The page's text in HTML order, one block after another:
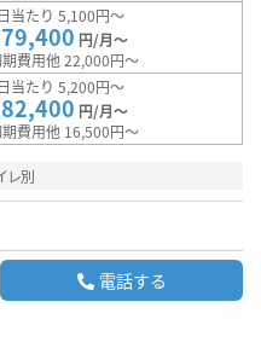
当たり 5,100円～
円/月～
費用他 22,000円～
当たり 5,200円～
円/月～
費用他 16,500円～
レ別
電話する